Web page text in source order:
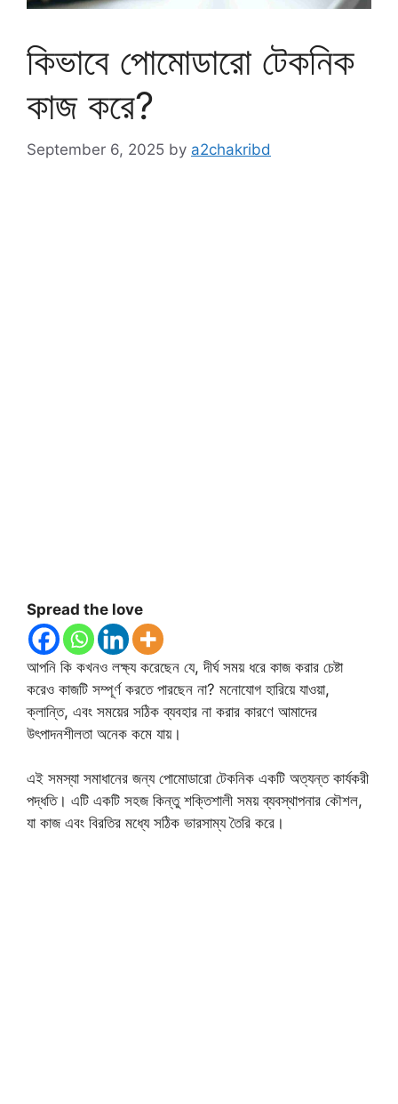
কিভাবে পোমোডারো টেকনিক
কাজ করে?
September 6, 2025 by a2chakribd
Spread the love
আপনি কি কখনও লক্ষ্য করেছেন যে, দীর্ঘ সময় ধরে কাজ করার চেষ্টা
করেও কাজটি সম্পূর্ণ করতে পারছেন না? মনোযোগ হারিয়ে যাওয়া,
ক্লান্তি, এবং সময়ের সঠিক ব্যবহার না করার কারণে আমাদের
উৎপাদনশীলতা অনেক কমে যায়।
এই সমস্যা সমাধানের জন্য পোমোডারো টেকনিক একটি অত্যন্ত কার্যকরী
পদ্ধতি। এটি একটি সহজ কিন্তু শক্তিশালী সময় ব্যবস্থাপনার কৌশল,
যা কাজ এবং বিরতির মধ্যে সঠিক ভারসাম্য তৈরি করে।